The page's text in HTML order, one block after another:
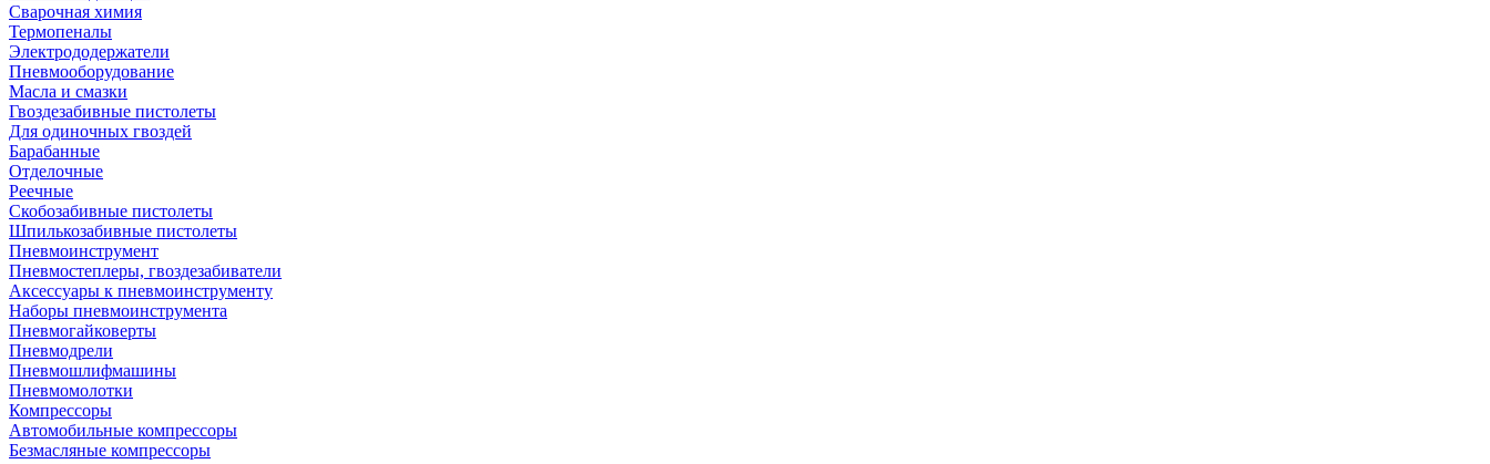
Сварочная химия
Термопеналы
Электрододержатели
Пневмооборудование
Масла и смазки
Гвоздезабивные пистолеты
Для одиночных гвоздей
Барабанные
Отделочные
Реечные
Скобозабивные пистолеты
Шпилькозабивные пистолеты
Пневмоинструмент
Пневмостеплеры, гвоздезабиватели
Аксессуары к пневмоинструменту
Наборы пневмоинструмента
Пневмогайковерты
Пневмодрели
Пневмошлифмашины
Пневмомолотки
Компрессоры
Автомобильные компрессоры
Безмасляные компрессоры